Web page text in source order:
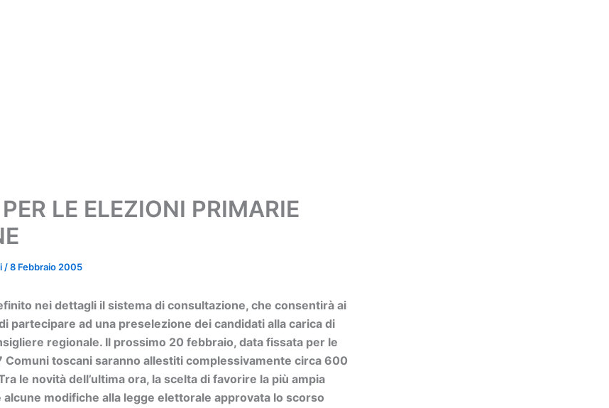
PER LE ELEZIONI PRIMARIE
/8 Febbraio 2005
nei dettagli il sistema di consultazione, che consentirà ai
partecipare ad una preselezione dei candidati alla carica di
regionale. Il prossimo 20 febbraio, data fissata per le
Comuni toscani saranno allestiti complessivamente circa 600
le novità dell’ultima ora, la scelta di favorire la più ampia
alcune modifiche alla legge elettorale approvata lo scorso